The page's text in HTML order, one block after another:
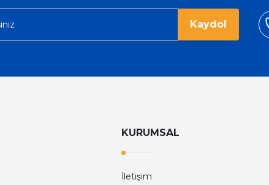
Kaydol
KURUMSAL
İletişim